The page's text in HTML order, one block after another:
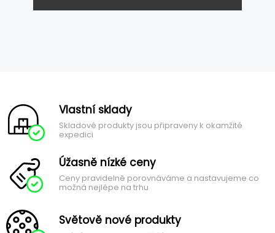
Vlastní sklady
Skladové produkty jsou připraveny k okamžité
expedici
Úžasně nízké ceny
Ceny pravidelně porovnáváme a nastavujeme co
možná nejlépe na trhu
Světově nové produkty